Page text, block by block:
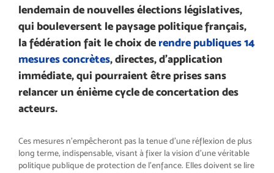
lendemain de nouvelles élections législatives,
qui bouleversent le paysage politique français,
la fédération fait le choix de rendre publiques 14
mesures concrètes, directes, d’application
immédiate, qui pourraient être prises sans
relancer un énième cycle de concertation des
acteurs.
Ces mesures n’empêcheront pas la tenue d’une réflexion de plus
long terme, indispensable, visant à fixer la vision d’une véritable
politique publique de protection de l’enfance. Elles doivent se lire